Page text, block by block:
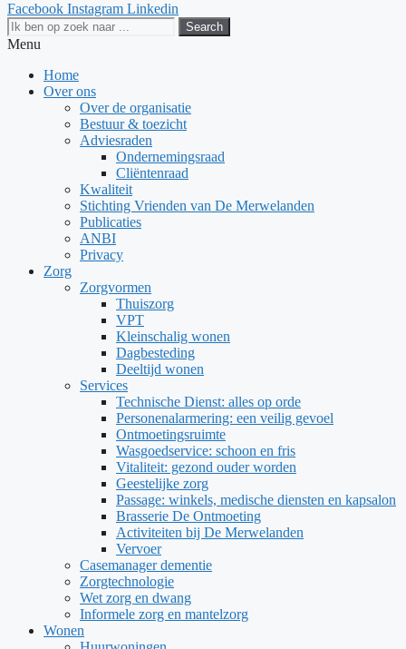
Facebook Instagram Linkedin
Search
Menu
Home
Over ons
Over de organisatie
Bestuur & toezicht
Adviesraden
Ondernemingsraad
Cliëntenraad
Kwaliteit
Stichting Vrienden van De Merwelanden
Publicaties
ANBI
Privacy
Zorg
Zorgvormen
Thuiszorg
VPT
Kleinschalig wonen
Dagbesteding
Deeltijd wonen
Services
Technische Dienst: alles op orde
Personenalarmering: een veilig gevoel
Ontmoetingsruimte
Wasgoedservice: schoon en fris
Vitaliteit: gezond ouder worden
Geestelijke zorg
Passage: winkels, medische diensten en kapsalon
Brasserie De Ontmoeting
Activiteiten bij De Merwelanden
Vervoer
Casemanager dementie
Zorgtechnologie
Wet zorg en dwang
Informele zorg en mantelzorg
Wonen